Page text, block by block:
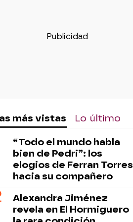
más vistas Lo último
“Todo el mundo habla
bien de Pedri”: los
elogios de Ferran Torres
hacia su compañero
Alexandra Jiménez
revela en El Hormiguero